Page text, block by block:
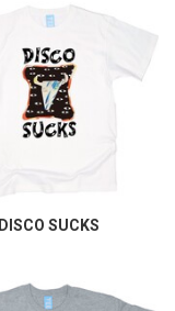
DISCO SUCKS